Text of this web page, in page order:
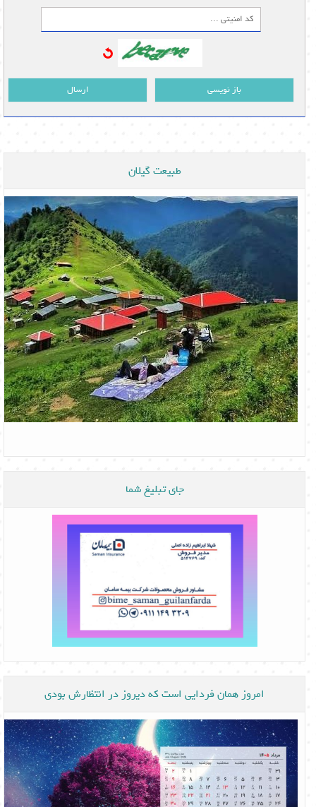
ارسال باز نویسی
طبیعت گیلان
جای تبلیغ شما
امروز همان فردایی است که دیروز در انتظارش بودی